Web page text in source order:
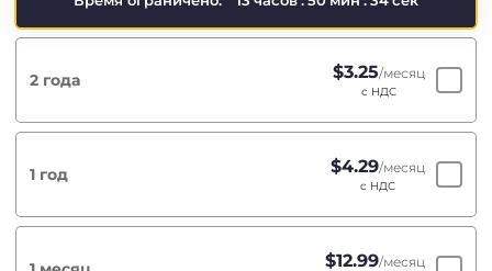
2 года $3.25/месяц
с НДС
1 год $4.29/месяц
с НДС
$12.99/месяц